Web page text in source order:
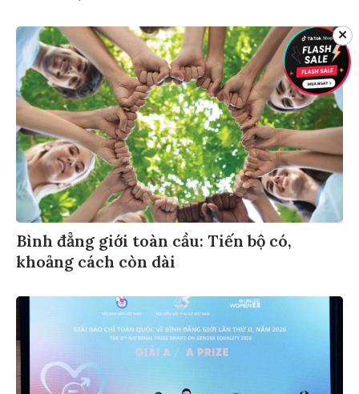
Bình đẳng giới toàn cầu: Tiến bộ có,
khoảng cách còn dài
✕